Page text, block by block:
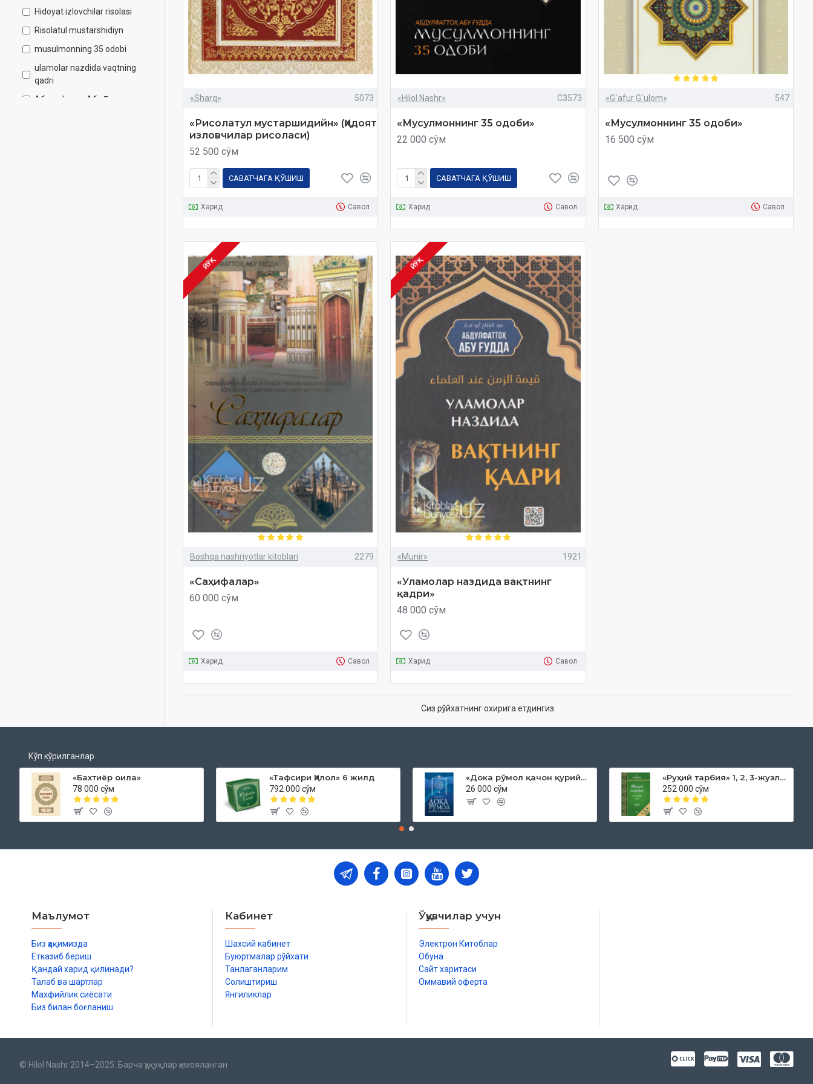
Hidoyat izlovchilar risolasi
Risolatul mustarshidiyn
musulmonning 35 odobi
ulamolar nazdida vaqtning
qadri
Абдулфаттоҳ Абу Ғудда
«Sharq» 5073
«Рисолатул мустаршидийн» (Ҳидоят
изловчилар рисоласи)
52 500 сўм
САВАТЧАГА ҚЎШИШ
Харид Савол
«Hilol Nashr» C3573
«Мусулмоннинг 35 одоби»
22 000 сўм
САВАТЧАГА ҚЎШИШ
Харид Савол
«G`afur G`ulom» 547
«Мусулмоннинг 35 одоби»
16 500 сўм
Харид Савол
ЙЎҚ
Boshqa nashriyotlar kitoblari 2279
«Саҳифалар»
60 000 сўм
Харид Савол
ЙЎҚ
«Munir» 1921
«Уламолар наздида вақтнинг
қадри»
48 000 сўм
Харид Савол
Сиз рўйхатнинг охирига етдингиз.
Кўп кўрилганлар
«Бахтиёр оила»
78 000 сўм
«Тафсири Ҳилол» 6 жилд
792 000 сўм
«Дока рўмол қачон қурийди»
26 000 сўм
«Руҳий тарбия» 1, 2, 3-жузлар
252 000 сўм
Маълумот
Биз ҳақимизда
Етказиб бериш
Қандай харид қилинади?
Талаб ва шартлар
Махфийлик сиёсати
Биз билан боғланиш
Кабинет
Шахсий кабинет
Буюртмалар рўйхати
Танлаганларим
Солиштириш
Янгиликлар
Ўқувчилар учун
Электрон Китоблар
Обуна
Сайт харитаси
Оммавий оферта
© Hilol Nashr 2014–2025. Барча ҳуқуқлар ҳимояланган